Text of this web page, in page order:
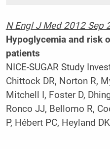
N Engl J Med 2012 Sep
Hypoglycemia and risk
patients
NICE-SUGAR Study
Chittock DR, Norton R,
Mitchell I, Foster D,
Ronco JJ, Bellomo R,
P, Hébert PC, Heyland